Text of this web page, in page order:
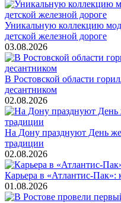
Уникальную коллекцию
детской железной дороге
03.08.2026
В Ростовской области
десантником
02.08.2026
На Дону празднуют День
традиции
02.08.2026
Карьера в «Атлантис-Пак»:
01.08.2026